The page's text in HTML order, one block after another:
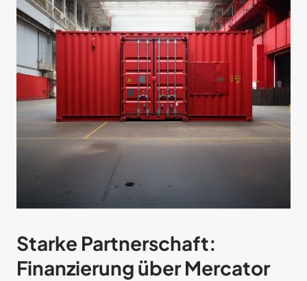
Starke Partnerschaft:
Finanzierung über Mercator